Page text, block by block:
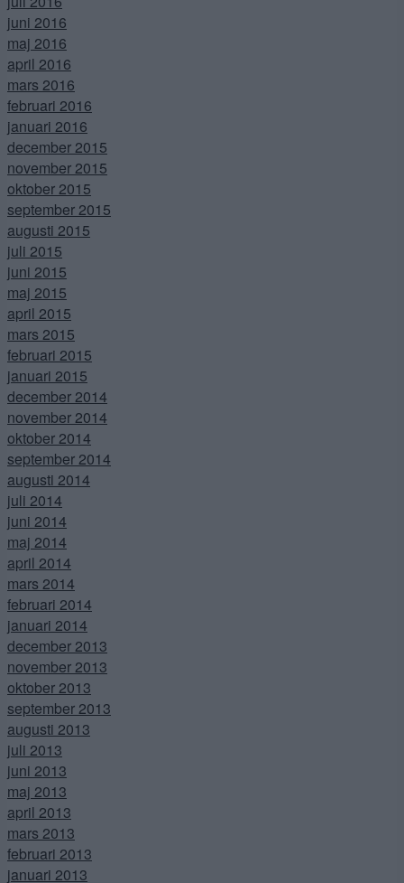
juni 2016
maj 2016
april 2016
mars 2016
februari 2016
januari 2016
december 2015
november 2015
oktober 2015
september 2015
augusti 2015
juli 2015
juni 2015
maj 2015
april 2015
mars 2015
februari 2015
januari 2015
december 2014
november 2014
oktober 2014
september 2014
augusti 2014
juli 2014
juni 2014
maj 2014
april 2014
mars 2014
februari 2014
januari 2014
december 2013
november 2013
oktober 2013
september 2013
augusti 2013
juli 2013
juni 2013
maj 2013
april 2013
mars 2013
februari 2013
januari 2013